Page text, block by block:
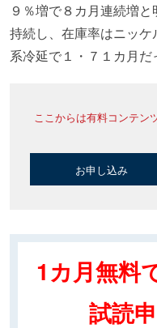
９％増で８カ月連続増
持続し、在庫率はニッ
系冷延で１・７１カ月
ここからは有料コンテン
お申し込み
1カ月無料
試読